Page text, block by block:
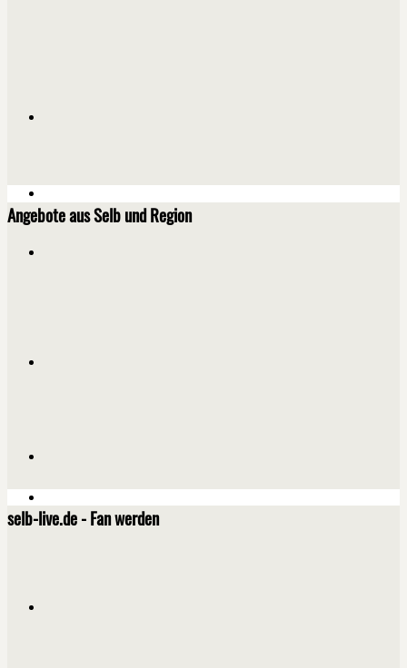
Angebote aus Selb und Region
selb-live.de - Fan werden